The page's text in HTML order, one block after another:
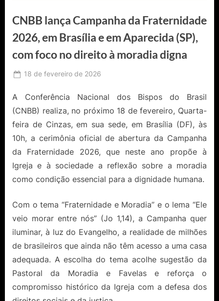
CNBB lança Campanha da Fraternidade
2026, em Brasília e em Aparecida (SP),
com foco no direito à moradia digna
Posted
18 de fevereiro de 2026
Catureba
A Conferência Nacional dos Bispos do Brasil
(CNBB) realiza, no próximo 18 de fevereiro, Quarta-
feira de Cinzas, em sua sede, em Brasília (DF), às
10h, a cerimônia oficial de abertura da Campanha
da Fraternidade 2026, que neste ano propõe à
Igreja e à sociedade a reflexão sobre a moradia
como condição essencial para a dignidade humana.
Com o tema “Fraternidade e Moradia” e o lema “Ele
veio morar entre nós” (Jo 1,14), a Campanha quer
iluminar, à luz do Evangelho, a realidade de milhões
de brasileiros que ainda não têm acesso a uma casa
adequada. A escolha do tema acolhe sugestão da
Pastoral da Moradia e Favelas e reforça o
compromisso histórico da Igreja com a defesa dos